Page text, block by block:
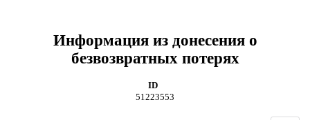
Информация из донесения о
безвозвратных потерях
ID
51223553